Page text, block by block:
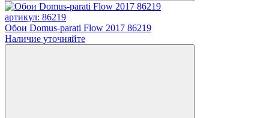
артикул: 86219
Обои Domus-parati Flow 2017 86219
Наличие уточняйте